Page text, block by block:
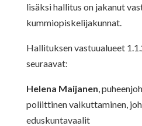
lisäksi hallitus on jakanut
kummiopiskelijakunnat.
Hallituksen vastuualueet
seuraavat:
Helena Maijanen,
poliittinen vaikuttaminen,
eduskuntavaalit